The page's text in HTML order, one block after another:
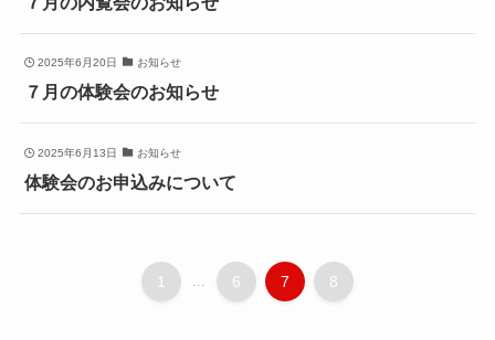
2025年6月20日 お知らせ
７月の体験会のお知らせ
2025年6月13日 お知らせ
体験会のお申込みについて
1 6 7 8